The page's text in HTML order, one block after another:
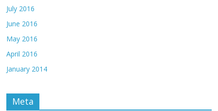
July 2016
June 2016
May 2016
April 2016
January 2014
Meta